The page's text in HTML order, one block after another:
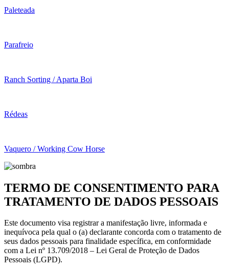
Paleteada
Parafreio
Ranch Sorting / Aparta Boi
Rédeas
Vaquero / Working Cow Horse
TERMO DE CONSENTIMENTO PARA
TRATAMENTO DE DADOS PESSOAIS
Este documento visa registrar a manifestação livre, informada e
inequívoca pela qual o (a) declarante concorda com o tratamento de
seus dados pessoais para finalidade específica, em conformidade
com a Lei nº 13.709/2018 – Lei Geral de Proteção de Dados
Pessoais (LGPD).